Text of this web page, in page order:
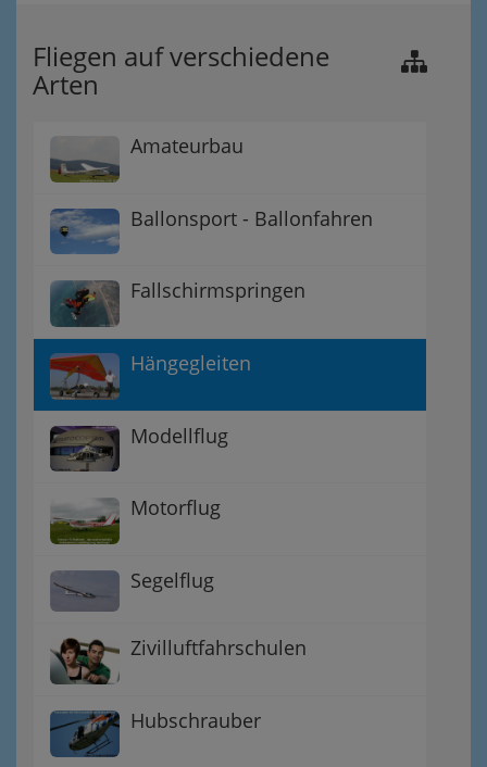
Fliegen auf verschiedene
Arten
Amateurbau
Ballonsport - Ballonfahren
Fallschirmspringen
Hängegleiten
Modellflug
Motorflug
Segelflug
Zivilluftfahrschulen
Hubschrauber